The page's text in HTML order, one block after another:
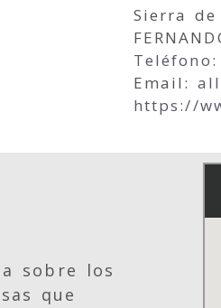
Sierra de
Email:
https://
sobre los
que